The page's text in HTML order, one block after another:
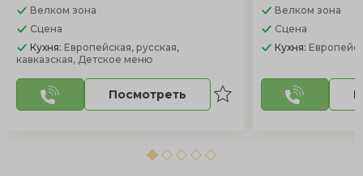
Велком зона
Сцена
Кухня: Европейская, русская,
кавказская, Детское меню
Посмотреть
Велком зона
Сцена
Кухня: